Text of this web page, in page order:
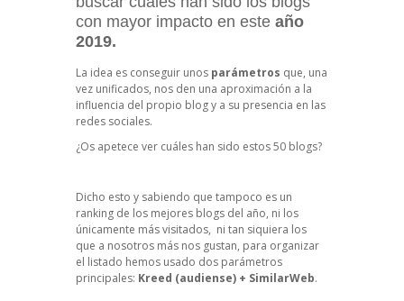
con mayor impacto en este año
2019.
La idea es conseguir unos parámetros que, una
vez unificados, nos den una aproximación a la
influencia del propio blog y a su presencia en las
redes sociales.
¿Os apetece ver cuáles han sido estos 50 blogs?
Dicho esto y sabiendo que tampoco es un
ranking de los mejores blogs del año, ni los
únicamente más visitados, ni tan siquiera los
que a nosotros más nos gustan, para organizar
el listado hemos usado dos parámetros
principales: Kreed (audiense) + SimilarWeb.